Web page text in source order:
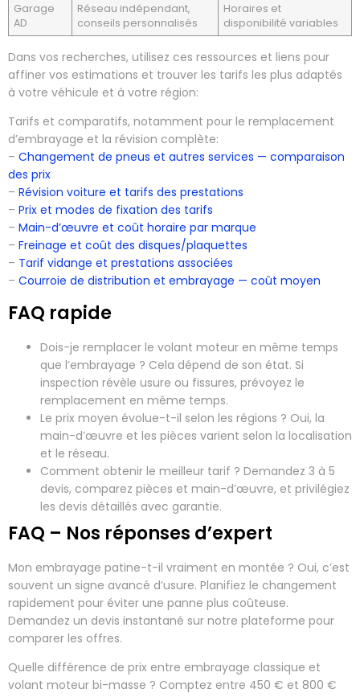
Garage
AD
Réseau indépendant,
conseils personnalisés
Horaires et
disponibilité variables
Dans vos recherches, utilisez ces ressources et liens pour
affiner vos estimations et trouver les tarifs les plus adaptés
à votre véhicule et à votre région:
Tarifs et comparatifs, notamment pour le remplacement
d’embrayage et la révision complète:
– Changement de pneus et autres services — comparaison
des prix
– Révision voiture et tarifs des prestations
– Prix et modes de fixation des tarifs
– Main-d’œuvre et coût horaire par marque
– Freinage et coût des disques/plaquettes
– Tarif vidange et prestations associées
– Courroie de distribution et embrayage — coût moyen
FAQ rapide
Dois-je remplacer le volant moteur en même temps
que l’embrayage ? Cela dépend de son état. Si
inspection révèle usure ou fissures, prévoyez le
remplacement en même temps.
Le prix moyen évolue-t-il selon les régions ? Oui, la
main-d’œuvre et les pièces varient selon la localisation
et le réseau.
Comment obtenir le meilleur tarif ? Demandez 3 à 5
devis, comparez pièces et main-d’œuvre, et privilégiez
les devis détaillés avec garantie.
FAQ – Nos réponses d’expert
Mon embrayage patine-t-il vraiment en montée ? Oui, c’est
souvent un signe avancé d’usure. Planifiez le changement
rapidement pour éviter une panne plus coûteuse.
Demandez un devis instantané sur notre plateforme pour
comparer les offres.
Quelle différence de prix entre embrayage classique et
volant moteur bi-masse ? Comptez entre 450 € et 800 €